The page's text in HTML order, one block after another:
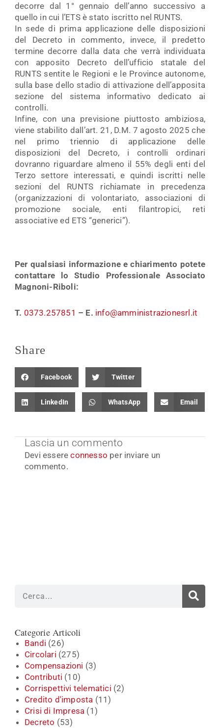
decorre dal 1° gennaio dell’anno successivo a
quello in cui l’ETS è stato iscritto nel RUNTS.
In sede di prima applicazione delle disposizioni
del Decreto in commento, invece, il predetto
termine decorre dalla data che verrà individuata
con apposito Decreto dell’ufficio statale del
RUNTS sentite le Regioni e le Province autonome,
sulla base dello stadio di attivazione dell’apposita
sezione del sistema informativo dedicato ai
controlli.
Infine, con una previsione piuttosto ambiziosa,
viene stabilito dall’art. 21, D.M. 7 agosto 2025 che
nel primo triennio di applicazione delle
disposizioni del Decreto, i controlli ordinari
dovranno riguardare almeno il 55% degli enti del
Terzo settore interessati, e quindi iscritti nelle
sezioni del RUNTS richiamate in precedenza
(organizzazioni di volontariato, associazioni di
promozione sociale, enti filantropici, reti
associative ed ETS “generici”).
Per qualsiasi informazione e chiarimento potete
contattare lo Studio Professionale Associato
Magnoni-Riboli:
T. 0373.257851 – E. info@amministrazionesrl.it
Share
Facebook Twitter
LinkedIn WhatsApp Email
Lascia un commento
Devi essereconnesso per inviare un
commento.
Categorie Articoli
Bandi (26)
Circolari (275)
Compensazioni (3)
Contributi (10)
Corrispettivi telematici (2)
Credito d'imposta (11)
Crisi di Impresa (1)
Decreto (53)